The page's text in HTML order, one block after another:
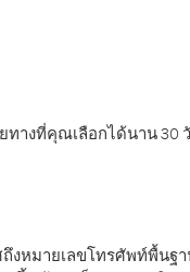
างที่คุณเลือกได้นาน 30
งหมายเลขโทรศัพท์พื้น